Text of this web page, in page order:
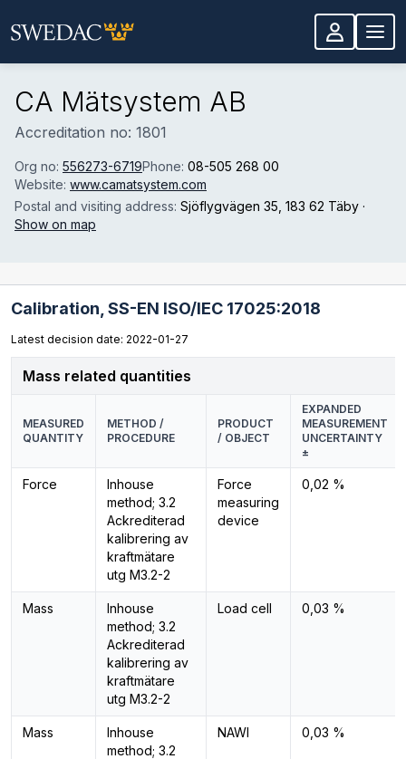
CA Mätsystem AB
Accreditation no: 1801
Org no: 556273-6719Phone: 08-505 268 00
Website: www.camatsystem.com
Postal and visiting address: Sjöflygvägen 35 , 183 62 Täby ·
Show on map
Calibration, SS-EN ISO/IEC 17025:2018
Latest decision date: 2022-01-27
Mass related quantities
MEASURED
QUANTITY
METHOD /
PROCEDURE
PRODUCT
/ OBJECT
EXPANDED
MEASUREMENT
UNCERTAINTY
±
Force
Inhouse
method; 3.2
Ackrediterad
kalibrering av
kraftmätare
utg M3.2-2
Force
measuring
device
0,02 %
Mass
Inhouse
method; 3.2
Ackrediterad
kalibrering av
kraftmätare
utg M3.2-2
Load cell 0,03 %
Mass
Inhouse
method; 3.2
NAWI 0,03 %